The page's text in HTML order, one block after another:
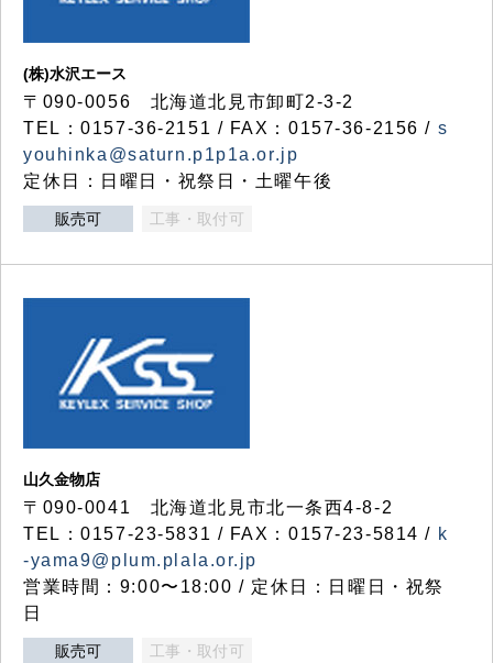
(株)水沢エース
〒090-0056 北海道北見市卸町2-3-2
TEL：0157-36-2151 / FAX：0157-36-2156 / s
youhinka@saturn.p1p1a.or.jp
定休日：日曜日・祝祭日・土曜午後
販売可 工事・取付可
山久金物店
〒090-0041 北海道北見市北一条西4-8-2
TEL：0157-23-5831 / FAX：0157-23-5814 / k
-yama9@plum.plala.or.jp
営業時間：9:00〜18:00 / 定休日：日曜日・祝祭
日
販売可 工事・取付可